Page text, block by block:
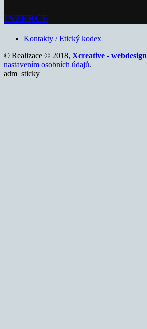
INZERCE
Kontakty / Etický kodex
© Realizace © 2018, Xcreative - webdesign
nastavením osobních údajů.
adm_sticky